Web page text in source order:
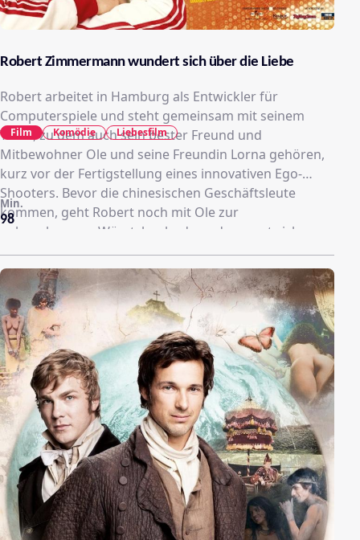
Robert Zimmermann wundert sich über die Liebe
Robert arbeitet in Hamburg als Entwickler für
Computerspiele und steht gemeinsam mit seinem
Team, zu dem auch sein bester Freund und
Mitbewohner Ole und seine Freundin Lorna gehören,
kurz vor der Fertigstellung eines innovativen Ego-
Shooters. Bevor die chinesischen Geschäftsleute
kommen, geht Robert noch mit Ole zur
nahegelegenen Würstchenbude und versaut sich
dabei den grauen Anzug mit Ketchup. Spontan begibt
er sich zu einer nahegelegenen Reinigung und bittet
die dort arbeitenden Damen um schnelle Hilfe.
Normalerweise müsste er einen Tag warten, aber
Monika verspricht ihm, den Anzug innerhalb von zwei
Stunden zu reinigen. Roberts Reaktion wirkt daraufhin
etwas seltsam, aber noch kann niemand ahnen, dass
er sich gerade Hals über Kopf in die attraktive
Mittvierzigerin verliebt hat.
98
Min.
Film Komödie Liebesfilm